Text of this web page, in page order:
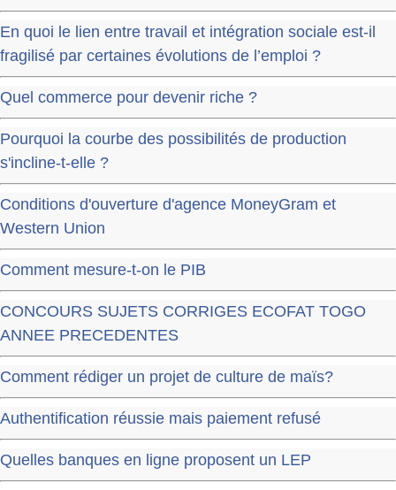
En quoi le lien entre travail et intégration sociale est-il
fragilisé par certaines évolutions de l’emploi ?
Quel commerce pour devenir riche ?
Pourquoi la courbe des possibilités de production
s'incline-t-elle ?
Conditions d'ouverture d'agence MoneyGram et
Western Union
Comment mesure-t-on le PIB
CONCOURS SUJETS CORRIGES ECOFAT TOGO
ANNEE PRECEDENTES
Comment rédiger un projet de culture de maïs?
Authentification réussie mais paiement refusé
Quelles banques en ligne proposent un LEP